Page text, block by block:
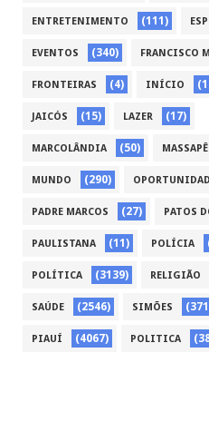
ENTRETENIMENTO (111)
EVENTOS (340) FRANCISCO
FRONTEIRAS (4) INÍCIO
JAICÓS (15) LAZER (17)
MARCOLÂNDIA (50)
MUNDO (290)
PADRE MARCOS (27) PATOS
PAULISTANA (11) POLÍCIA
POLÍTICA (3139) RELIGIÃO
SAÚDE (2546) SIMÕES
PIAUÍ (4067) POLITICA